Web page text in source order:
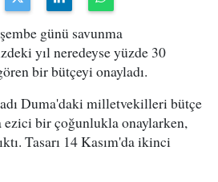
günü savunma
yıl neredeyse yüzde 30
bir bütçeyi onayladı.
Duma'daki milletvekilleri bütçe
ezici bir çoğunlukla onaylarken,
Tasarı 14 Kasım'da ikinci